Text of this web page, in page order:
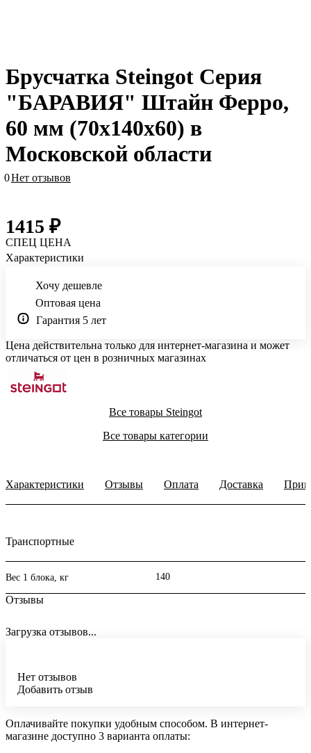
Брусчатка Steingot Серия
"БАРАВИЯ" Штайн Ферро,
60 мм (70x140x60) в
Московской области
0Нет отзывов
1415 ₽
СПЕЦ ЦЕНА
Характеристики
Хочу дешевле
Оптовая цена
Гарантия 5 лет
Цена действительна только для интернет-магазина и может
отличаться от цен в розничных магазинах
Все товары Steingot
Все товары категории
Характеристики Отзывы Оплата Доставка
Транспортные
Вес 1 блока, кг 140
Отзывы
Загрузка отзывов...
Нет отзывов
Добавить отзыв
Оплачивайте покупки удобным способом. В интернет-
магазине доступно 3 варианта оплаты: